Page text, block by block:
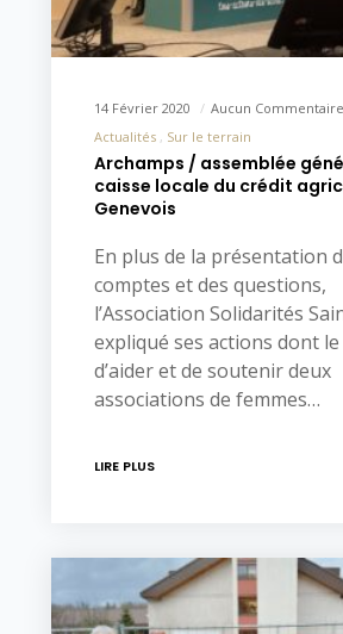
14 Février 2020
Aucun Commentaire
Actualités
Sur le terrain
Archamps / assemblée
caisse locale du crédit
Genevois
En plus de la présentation
comptes et des questions,
l’Association Solidarités
expliqué ses actions dont
d’aider et de soutenir deux
associations de femmes…
LIRE PLUS